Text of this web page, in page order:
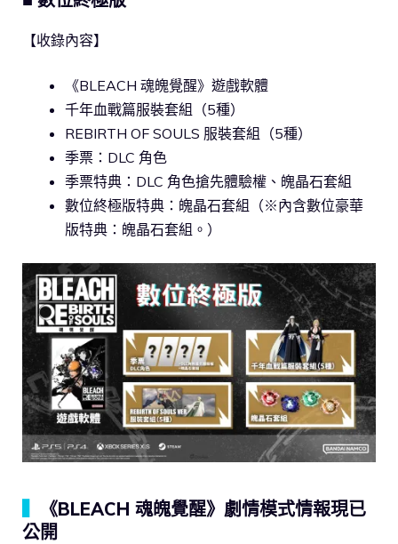
【收錄內容】
《BLEACH 魂魄覺醒》遊戲軟體
千年血戰篇服裝套組（5種）
REBIRTH OF SOULS 服裝套組（5種）
季票：DLC 角色
季票特典：DLC 角色搶先體驗權、魄晶石套組
數位終極版特典：魄晶石套組（※內含數位豪華
版特典：魄晶石套組。）
《BLEACH 魂魄覺醒》劇情模式情報現已
公開